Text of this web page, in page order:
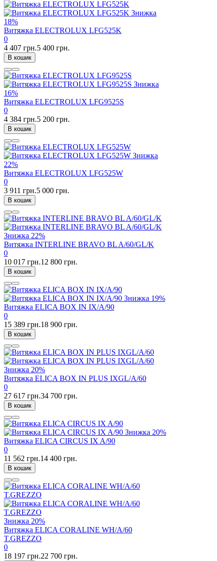
Знижка
18%
Витяжка ELECTROLUX LFG525K
0
4 407 грн.5 400 грн.
В кошик
Знижка
16%
Витяжка ELECTROLUX LFG9525S
0
4 384 грн.5 200 грн.
В кошик
Знижка
22%
Витяжка ELECTROLUX LFG525W
0
3 911 грн.5 000 грн.
В кошик
Знижка 22%
Витяжка INTERLINE BRAVO BL A/60/GL/K
0
10 017 грн.12 800 грн.
В кошик
Знижка 19%
Витяжка ELICA BOX IN IX/A/90
0
15 389 грн.18 900 грн.
В кошик
Знижка 20%
Витяжка ELICA BOX IN PLUS IXGL/A/60
0
27 617 грн.34 700 грн.
В кошик
Знижка 20%
Витяжка ELICA CIRCUS IX A/90
0
11 562 грн.14 400 грн.
В кошик
Знижка 20%
Витяжка ELICA CORALINE WH/A/60
T.GREZZO
0
18 197 грн.22 700 грн.